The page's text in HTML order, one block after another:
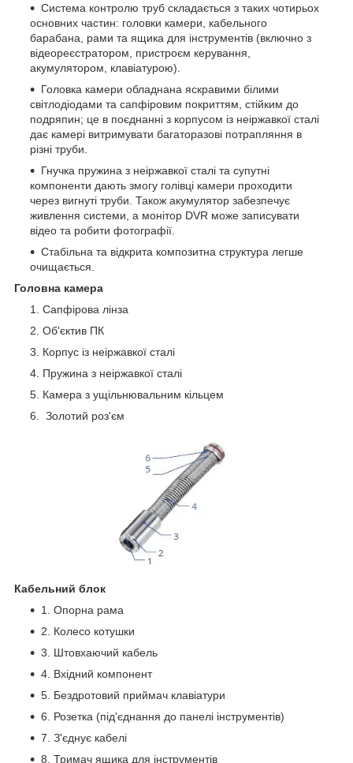
Система контролю труб складається з таких чотирьох
основних частин: головки камери, кабельного
барабана, рами та ящика для інструментів (включно з
відеореєстратором, пристроєм керування,
акумулятором, клавіатурою).
Головка камери обладнана яскравими білими
світлодіодами та сапфіровим покриттям, стійким до
подряпин; це в поєднанні з корпусом із неіржавкої сталі
дає камері витримувати багаторазові потрапляння в
різні труби.
Гнучка пружина з неіржавкої сталі та супутні
компоненти дають змогу голівці камери проходити
через вигнуті труби. Також акумулятор забезпечує
живлення системи, а монітор DVR може записувати
відео та робити фотографії.
Стабільна та відкрита композитна структура легше
очищається.
Головна камера
Сапфірова лінза
Об'єктив ПК
Корпус із неіржавкої сталі
Пружина з неіржавкої сталі
Камера з ущільнювальним кільцем
Золотий роз'єм
Кабельний блок
1. Опорна рама
2. Колесо котушки
3. Штовхаючий кабель
4. Вхідний компонент
5. Бездротовий приймач клавіатури
6. Розетка (під'єднання до панелі інструментів)
7. З'єднує кабелі
8. Тримач ящика для інструментів